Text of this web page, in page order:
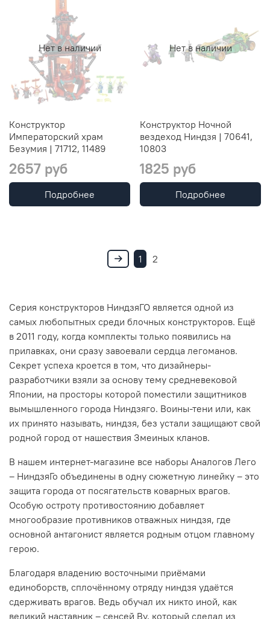
Нет в наличии
Конструктор
Императорский храм
Безумия | 71712, 11489
2657 руб
Подробнее
Нет в наличии
Конструктор Ночной
вездеход Ниндзя | 70641,
10803
1825 руб
Подробнее
1 2
Серия конструкторов НиндзяГО является одной из
самых любопытных среди блочных конструкторов. Ещё
в 2011 году, когда комплекты только появились на
прилавках, они сразу завоевали сердца легоманов.
Секрет успеха кроется в том, что дизайнеры-
разработчики взяли за основу тему средневековой
Японии, на просторы которой поместили защитников
вымышленного города Ниндзяго. Воины-тени или, как
их принято называть, ниндзя, без устали защищают свой
родной город от нашествия Змеиных кланов.
В нашем интернет-магазине все наборы Аналогов Лего
– НиндзяГо объединены в одну сюжетную линейку – это
защита города от посягательств коварных врагов.
Особую остроту противостоянию добавляет
многообразие противников отважных ниндзя, где
основной антагонист является родным отцом главному
герою.
Благодаря владению восточными приёмами
единоборств, сплочённому отряду ниндзя удаётся
сдерживать врагов. Ведь обучал их никто иной, как
великий наставник – сенсей Ву, который сделал из